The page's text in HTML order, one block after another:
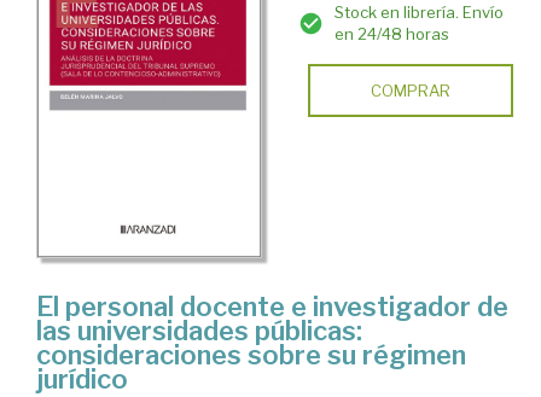
Stock en librería. Envío
en 24/48 horas
COMPRAR
El personal docente e investigador de
las universidades públicas:
consideraciones sobre su régimen
jurídico